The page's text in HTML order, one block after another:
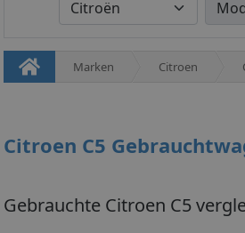
Marken Citroen
Citroen C5
Gebrauchte Citroen C5